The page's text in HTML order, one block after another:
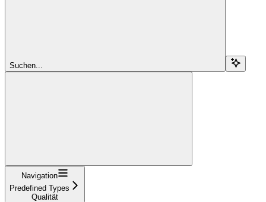
Suchen...
Navigation
Predefined Types
Qualität